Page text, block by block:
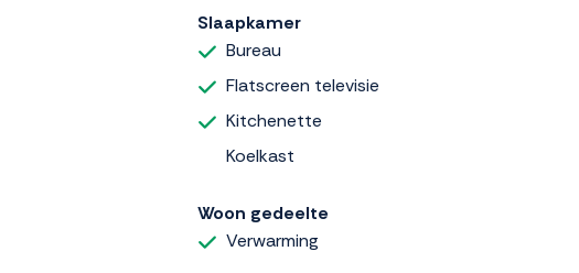
Slaapkamer
Bureau
Flatscreen televisie
Kitchenette
Koelkast
Woon gedeelte
Verwarming